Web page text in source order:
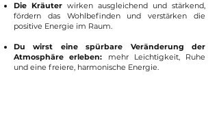
Die Kräuter wirken ausgleichend und stärkend,
fördern das Wohlbefinden und verstärken die
positive Energie im Raum.
Du wirst eine spürbare Veränderung der
Atmosphäre erleben: mehr Leichtigkeit, Ruhe
und eine freiere, harmonische Energie.